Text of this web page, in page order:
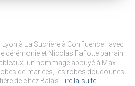
à La Sucrière à Confluence : avec
cérémonie et Nicolas Fafiotte parrain
un hommage appuyé à Max
de mariées, les robes doudounes
de chez Balas Lire la suite…